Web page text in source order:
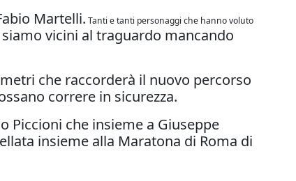
Martelli. Tanti e tanti personaggi che hanno voluto
vicini al traguardo mancando
che raccorderà il nuovo percorso
correre in sicurezza.
Piccioni che insieme a Giuseppe
insieme alla Maratona di Roma di